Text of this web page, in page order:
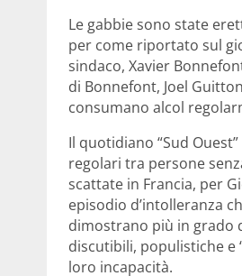
Le gabbie sono state
per come riportato sul
sindaco, Xavier
di Bonnefont, Joel
consumano alcol
Il quotidiano “Sud
regolari tra persone
scattate in Francia, per
episodio d’intolleranza
dimostrano più in grado
discutibili, populistiche e
loro incapacità.